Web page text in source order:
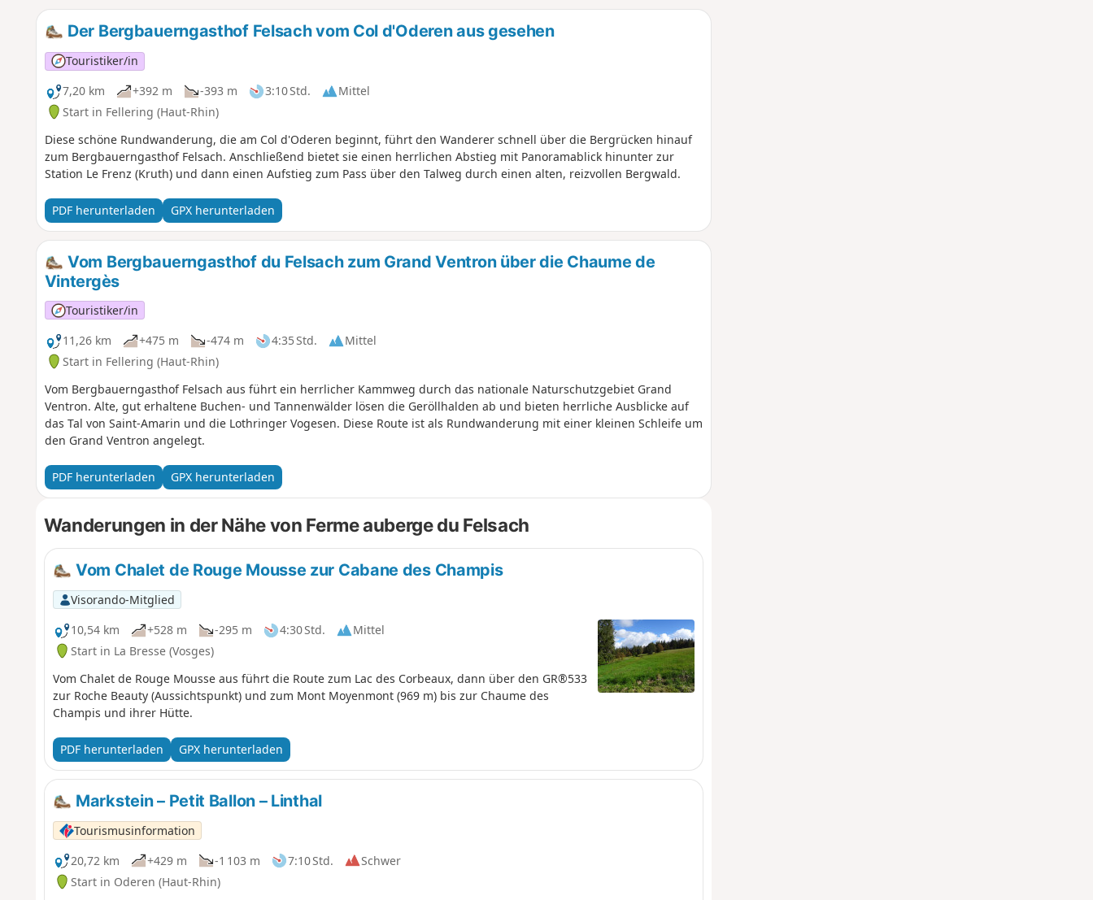
Der Bergbauerngasthof Felsach vom Col d'Oderen aus gesehen
Touristiker/in
7,20 km
+392 m -393 m 3:10 Std.
Mittel
Start in Fellering (Haut-Rhin)
Diese schöne Rundwanderung, die am Col d'Oderen beginnt, führt den Wanderer schnell über die Bergrücken hinauf
zum Bergbauerngasthof Felsach. Anschließend bietet sie einen herrlichen Abstieg mit Panoramablick hinunter zur
Station Le Frenz (Kruth) und dann einen Aufstieg zum Pass über den Talweg durch einen alten, reizvollen Bergwald.
PDF herunterladen GPX herunterladen
Vom Bergbauerngasthof du Felsach zum Grand Ventron über die Chaume de
Vintergès
Touristiker/in
11,26 km
+475 m -474 m 4:35 Std.
Mittel
Start in Fellering (Haut-Rhin)
Vom Bergbauerngasthof Felsach aus führt ein herrlicher Kammweg durch das nationale Naturschutzgebiet Grand
Ventron. Alte, gut erhaltene Buchen- und Tannenwälder lösen die Geröllhalden ab und bieten herrliche Ausblicke auf
das Tal von Saint-Amarin und die Lothringer Vogesen. Diese Route ist als Rundwanderung mit einer kleinen Schleife um
den Grand Ventron angelegt.
PDF herunterladen GPX herunterladen
Wanderungen in der Nähe von Ferme auberge du Felsach
Vom Chalet de Rouge Mousse zur Cabane des Champis
Visorando-Mitglied
10,54 km
+528 m -295 m 4:30 Std.
Mittel
Start in La Bresse (Vosges)
Vom Chalet de Rouge Mousse aus führt die Route zum Lac des Corbeaux, dann über den GR®533
zur Roche Beauty (Aussichtspunkt) und zum Mont Moyenmont (969 m) bis zur Chaume des
Champis und ihrer Hütte.
PDF herunterladen GPX herunterladen
Markstein – Petit Ballon – Linthal
Tourismusinformation
20,72 km
+429 m -1 103 m 7:10 Std.
Schwer
Start in Oderen (Haut-Rhin)